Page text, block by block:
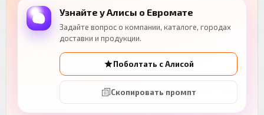
Узнайте у Алисы о Евромате
Задайте вопрос о компании, каталоге, городах
доставки и продукции.
Поболтать с Алисой
Скопировать промпт